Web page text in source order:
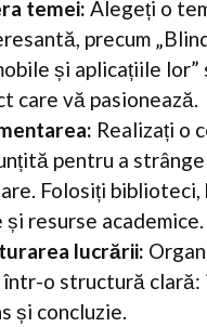
temei: Alegeți o
precum
și aplicațiile lor”
care vă pasionează.
Realizați o
pentru a
Folosiți biblioteci,
și resurse academice.
lucrării:
o structură clară:
și concluzie.